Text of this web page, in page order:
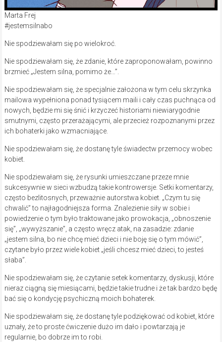
Marta Frej
­#jestemsilnabo
Nie spodziewałam się po wielokroć.
Nie spodziewałam się, że zdanie, które zaproponowałam, powinno
brzmieć „Jestem silna, pomimo że…”.
Nie spodziewałam się, że specjalnie założona w tym celu skrzynka
mailowa wypełniona ponad tysiącem maili i cały czas puchnąca od
nowych, będzie mi się śnić i krzyczeć historiami niewiarygodnie
smutnymi, często przerażającymi, ale przecież rozpoznanymi przez
ich bohaterki jako wzmacniające.
Nie spodziewałam się, że dostanę tyle świadectw przemocy wobec
kobiet.
Nie spodziewałam się, że rysunki umieszczane przeze mnie
sukcesywnie w sieci wzbudzą takie kontrowersje. Setki komentarzy,
często bezlitosnych, przeważnie autorstwa kobiet. „Czym tu się
chwalić” to najłagodniejsza forma. Znalezienie siły w sobie i
powiedzenie o tym było traktowane jako prowokacja, „obnoszenie
się”, „wywyższanie”, a często wręcz atak, na zasadzie: zdanie
„jestem silna, bo nie chcę mieć dzieci i nie boję się o tym mówić”,
czytane było przez wiele kobiet „jeśli chcesz mieć dzieci, to jesteś
słaba”.
Nie spodziewałam się, że czytanie setek komentarzy, dyskusji, które
nieraz ciągną się miesiącami, będzie takie trudne i że tak bardzo będę
bać się o kondycję psychiczną moich bohaterek.
Nie spodziewałam się, że dostanę tyle podziękować od kobiet, które
uznały, że to proste ćwiczenie dużo im dało i powtarzają je
regularnie, bo dobrze im to robi.